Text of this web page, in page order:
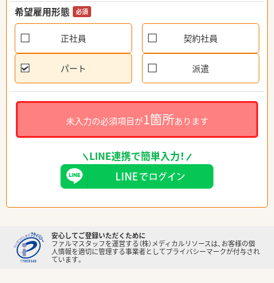
希望雇用形態 必須
正社員 契約社員
パート 派遣
未入力の必須項目が1箇所あります
LINE連携で簡単入力！
安心してご登録いただくために
ファルマスタッフを運営する（株）メディカルリソースは、お客様の個
人情報を適切に管理する事業者としてプライバシーマークが付与され
ています。